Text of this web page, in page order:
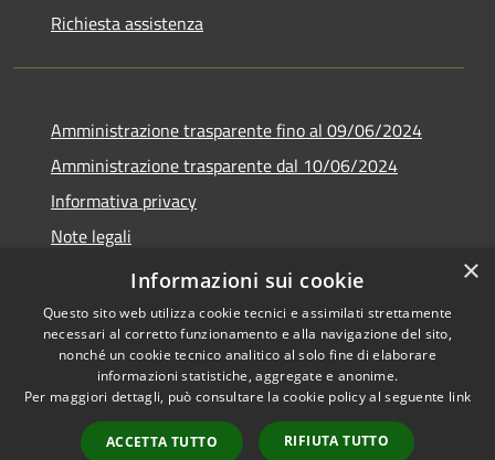
Richiesta assistenza
Amministrazione trasparente fino al 09/06/2024
Amministrazione trasparente dal 10/06/2024
Informativa privacy
Note legali
Dichiarazione di accessibilità
Accessibilità
Copyright © 2026 • Città di
Bresso • Powered by
Municipium•
Accesso
×
Informazioni sui cookie
Questo sito web utilizza cookie tecnici e assimilati strettamente
necessari al corretto funzionamento e alla navigazione del sito,
nonché un cookie tecnico analitico al solo fine di elaborare
informazioni statistiche, aggregate e anonime.
Per maggiori dettagli, può consultare la cookie policy al seguente link
ACCETTA TUTTO RIFIUTA TUTTO